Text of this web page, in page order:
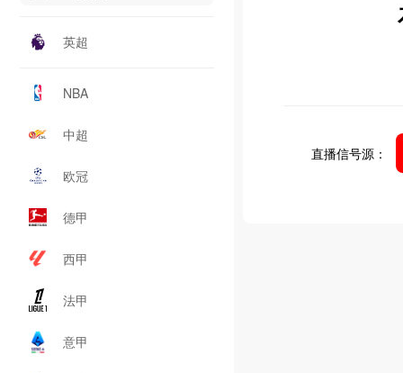
英超
NBA
中超
欧冠
德甲
西甲
法甲
意甲
直播信号源：